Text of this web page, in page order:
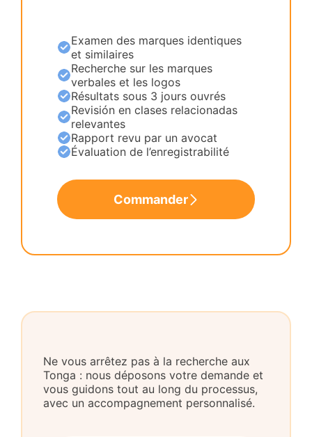
Commander
Examen des marques identiques
et similaires
Recherche sur les marques
verbales et les logos
Résultats sous 3 jours ouvrés
Revisión en clases relacionadas
relevantes
Rapport revu par un avocat
Évaluation de l’enregistrabilité
Ne vous arrêtez pas à la recherche aux
Tonga : nous déposons votre demande et
vous guidons tout au long du processus,
avec un accompagnement personnalisé.